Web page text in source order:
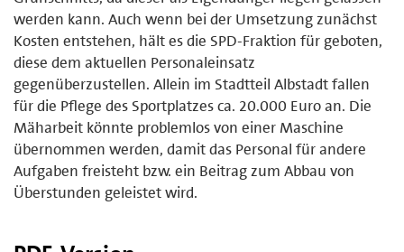
werden kann. Auch wenn bei der Umsetzung zunächst
Kosten entstehen, hält es die SPD-Fraktion für geboten,
diese dem aktuellen Personaleinsatz
gegenüberzustellen. Allein im Stadtteil Albstadt fallen
für die Pflege des Sportplatzes ca. 20.000 Euro an. Die
Mäharbeit könnte problemlos von einer Maschine
übernommen werden, damit das Personal für andere
Aufgaben freisteht bzw. ein Beitrag zum Abbau von
Überstunden geleistet wird.